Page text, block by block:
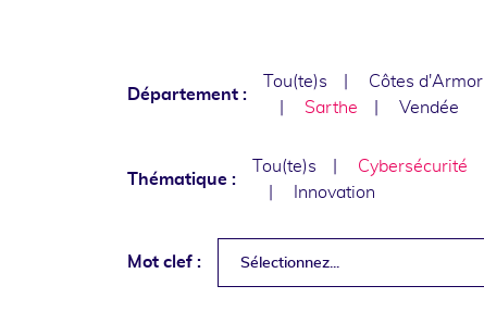
Département :
Tou(te)s Côtes d'Armor
Sarthe
Vendée
Thématique :
Tou(te)s Cybersécurité
Innovation
Mot clef : Sélectionnez...